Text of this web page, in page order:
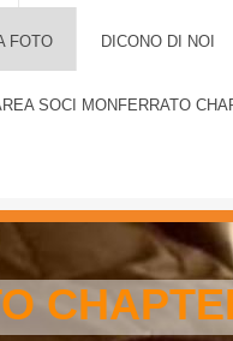
FOTO DICONO DI NOI
SOCI MONFERRATO